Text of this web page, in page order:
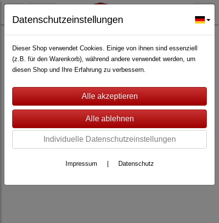
ALARMANLAGEN(362) Lupus Electronics(228)
Lupusec XT4(76)
Datenschutzeinstellungen
Dieser Shop verwendet Cookies. Einige von ihnen sind essenziell
(z.B. für den Warenkorb), während andere verwendet werden, um
diesen Shop und Ihre Erfahrung zu verbessern.
Individuelle Datenschutzeinstellungen
Impressum Datenschutz